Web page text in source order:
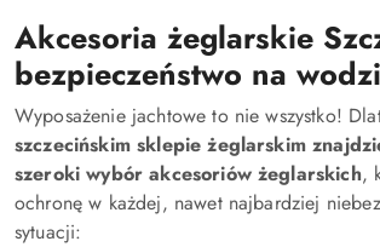
Akcesoria żeglarskie
bezpieczeństwo na
Wyposażenie jachtowe to nie wszystko!
szczecińskim sklepie żeglarskim
szeroki wybór akcesoriów żeglarskich,
ochronę w każdej, nawet najbardziej
sytuacji: